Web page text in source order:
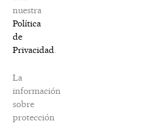
nuestra
Política
de
Privacidad
La
información
sobre
protección